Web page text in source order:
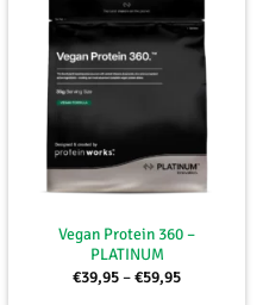
Vegan Protein 360 –
PLATINUM
€39,95–€59,95